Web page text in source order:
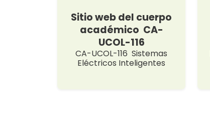
Sitio web del cuerpo
académico CA-
UCOL-116
CA-UCOL-116 Sistemas
Eléctricos Inteligentes